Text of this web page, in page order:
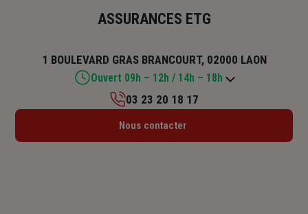
ASSURANCES ETG
1 BOULEVARD GRAS BRANCOURT, 02000 LAON
Ouvert 09h – 12h / 14h – 18h
Lundi : 09h – 12h / 14h – 18h
03 23 20 18 17
Nous contacter